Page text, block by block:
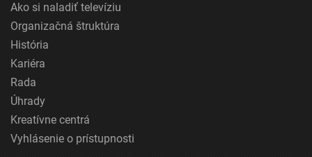
Ako si naladiť televíziu
Organizačná štruktúra
História
Kariéra
Rada
Úhrady
Kreatívne centrá
Vyhlásenie o prístupnosti